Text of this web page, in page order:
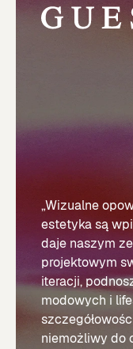
„Wizualne
estetyka są
daje naszym
projektowym
iteracji,
modowych i
niemożliwy do